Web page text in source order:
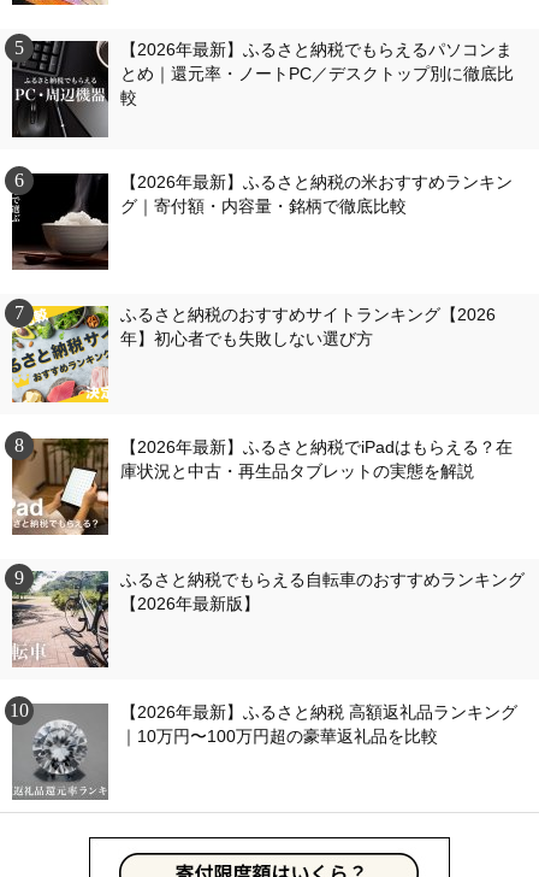
【2026年最新】ふるさと納税でもらえるパソコンま
とめ｜還元率・ノートPC／デスクトップ別に徹底比
較
【2026年最新】ふるさと納税の米おすすめランキン
グ｜寄付額・内容量・銘柄で徹底比較
ふるさと納税のおすすめサイトランキング【2026
年】初心者でも失敗しない選び方
【2026年最新】ふるさと納税でiPadはもらえる？在
庫状況と中古・再生品タブレットの実態を解説
ふるさと納税でもらえる自転車のおすすめランキング
【2026年最新版】
【2026年最新】ふるさと納税 高額返礼品ランキング
｜10万円〜100万円超の豪華返礼品を比較